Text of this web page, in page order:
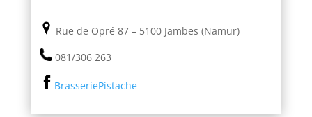
Rue de Opré 87 – 5100 Jambes (Namur)
081/306 263
BrasseriePistache